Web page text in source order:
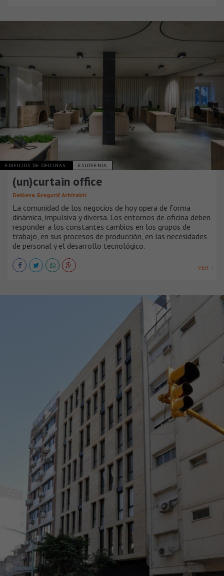
EDIFICIOS DE OFICINAS ESLOVENIA
(un)curtain office
Dekleva Gregorič Arhitekti
La comunidad de los negocios de hoy opera de forma
dinámica, impulsiva y diversa. Los entornos de oficina deben
responder a los constantes cambios en los grupos de
trabajo, en sus procesos de producción, en las necesidades
de personal y el desarrollo tecnológico.
VER +